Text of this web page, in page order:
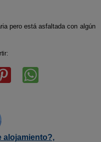
pero está asfaltada con algún
alojamiento?,